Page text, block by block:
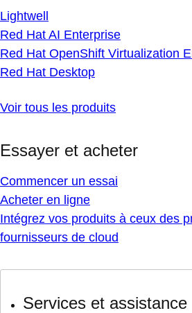
Lightwell
Red Hat AI Enterprise
Red Hat OpenShift Virtualization
Red Hat Desktop
Voir tous les produits
Essayer et acheter
Commencer un essai
Acheter en ligne
Intégrez vos produits à ceux des
fournisseurs de cloud
Services et assistance